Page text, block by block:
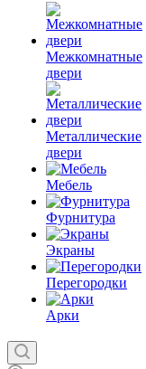
Межкомнатные
двери
Металлические
двери
Мебель
Фурнитура
Экраны
Перегородки
Арки